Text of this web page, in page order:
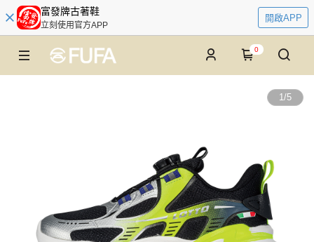
富發牌古著鞋
立刻使用官方APP
開啟APP
0
1/5